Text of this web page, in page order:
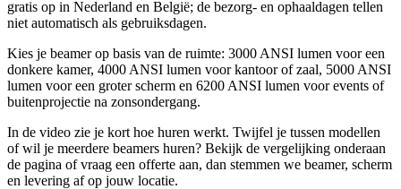
gratis op in Nederland en België; de bezorg- en ophaaldagen tellen
niet automatisch als gebruiksdagen.
Kies je beamer op basis van de ruimte: 3000 ANSI lumen voor een
donkere kamer, 4000 ANSI lumen voor kantoor of zaal, 5000 ANSI
lumen voor een groter scherm en 6200 ANSI lumen voor events of
buitenprojectie na zonsondergang.
In de video zie je kort hoe huren werkt. Twijfel je tussen modellen
of wil je meerdere beamers huren? Bekijk de vergelijking onderaan
de pagina of vraag een offerte aan, dan stemmen we beamer, scherm
en levering af op jouw locatie.